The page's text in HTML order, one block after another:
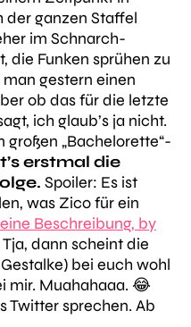
der ganzen Staffel
im Schnarch-
die Funken sprühen zu
gestern einen
ob das für die letzte
ich glaub’s ja nicht.
„Bachelorette“-
erstmal die
Spoiler: Es ist
was Zico für ein
Beschreibung, by
dann scheint die
bei euch wohl
mir. Muahahaaa. 😂
Twitter sprechen. Ab